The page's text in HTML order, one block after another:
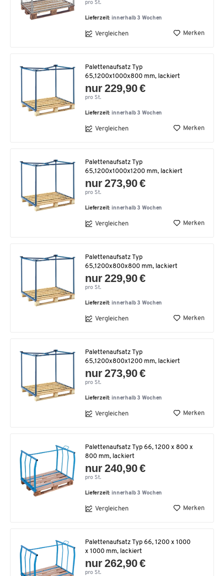
pro St.
Lieferzeit: innerhalb 3 Wochen
Vergleichen Merken
Palettenaufsatz Typ
65,1200x1000x800 mm, lackiert
nur 229,90 €
pro St.
Lieferzeit: innerhalb 3 Wochen
Vergleichen Merken
Palettenaufsatz Typ
65,1200x1000x1200 mm, lackiert
nur 273,90 €
pro St.
Lieferzeit: innerhalb 3 Wochen
Vergleichen Merken
Palettenaufsatz Typ
65,1200x800x800 mm, lackiert
nur 229,90 €
pro St.
Lieferzeit: innerhalb 3 Wochen
Vergleichen Merken
Palettenaufsatz Typ
65,1200x800x1200 mm, lackiert
nur 273,90 €
pro St.
Lieferzeit: innerhalb 3 Wochen
Vergleichen Merken
Palettenaufsatz Typ 66, 1200 x 800 x
800 mm, lackiert
nur 240,90 €
pro St.
Lieferzeit: innerhalb 3 Wochen
Vergleichen Merken
Palettenaufsatz Typ 66, 1200 x 1000
x 1000 mm, lackiert
nur 262,90 €
pro St.